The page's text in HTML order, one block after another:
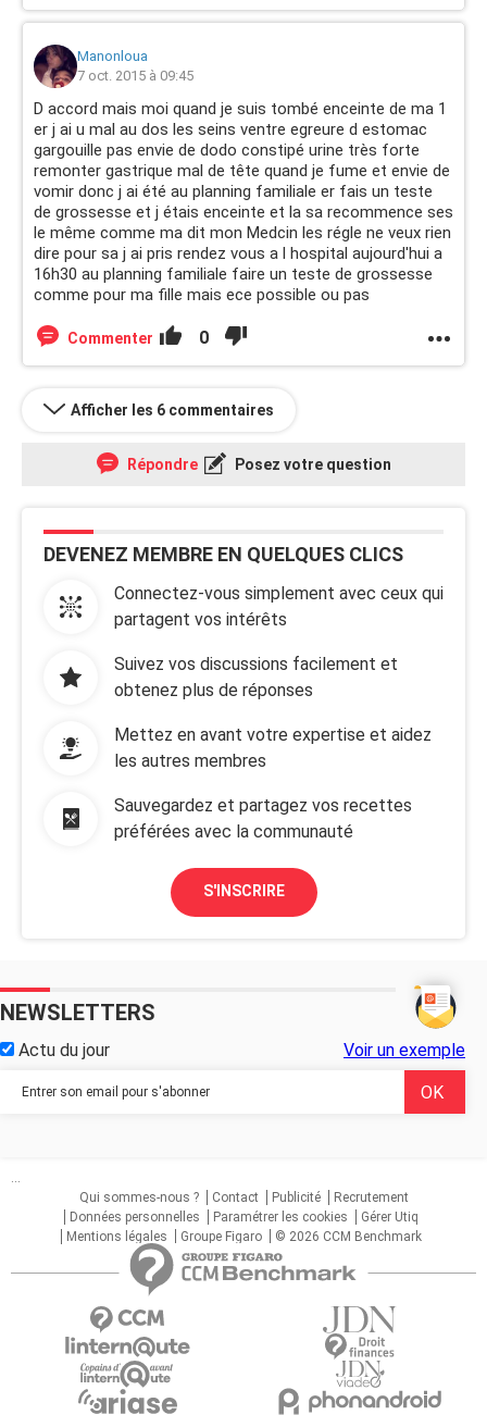
Manonloua
7 oct. 2015 à 09:45
D accord mais moi quand je suis tombé enceinte de ma 1
er j ai u mal au dos les seins ventre egreure d estomac
gargouille pas envie de dodo constipé urine très forte
remonter gastrique mal de tête quand je fume et envie de
vomir donc j ai été au planning familiale er fais un teste
de grossesse et j étais enceinte et la sa recommence ses
le même comme ma dit mon Medcin les régle ne veux rien
dire pour sa j ai pris rendez vous a l hospital aujourd'hui a
16h30 au planning familiale faire un teste de grossesse
comme pour ma fille mais ece possible ou pas
Commenter 0
Afficher les 6 commentaires
Répondre Posez votre question
DEVENEZ MEMBRE EN QUELQUES CLICS
Connectez-vous simplement avec ceux qui
partagent vos intérêts
Suivez vos discussions facilement et
obtenez plus de réponses
Mettez en avant votre expertise et aidez
les autres membres
Sauvegardez et partagez vos recettes
préférées avec la communauté
S'INSCRIRE
NEWSLETTERS
Actu du jour Voir un exemple
...
Qui sommes-nous ?
Contact Publicité
Recrutement
Données personnelles
Paramétrer les cookies
Gérer Utiq
Mentions légales
Groupe Figaro © 2026 CCM Benchmark